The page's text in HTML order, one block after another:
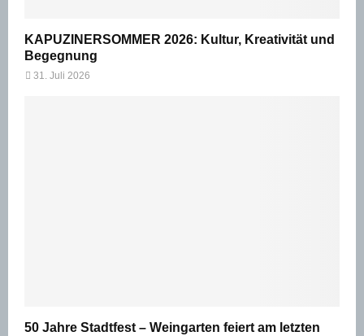
KAPUZINERSOMMER 2026: Kultur, Kreativität und
Begegnung
31. Juli 2026
50 Jahre Stadtfest – Weingarten feiert am letzten